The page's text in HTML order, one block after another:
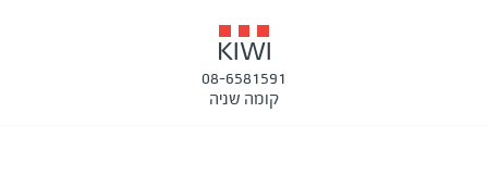
KIWI
08-6581591
קומה שניה